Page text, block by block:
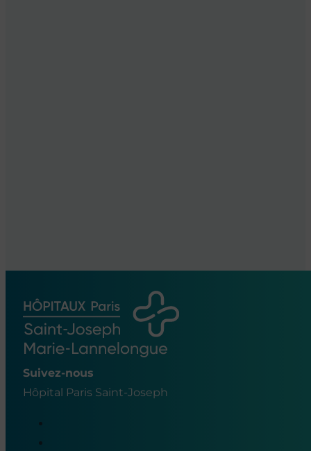
Suivez-nous
Hôpital Paris Saint-Joseph